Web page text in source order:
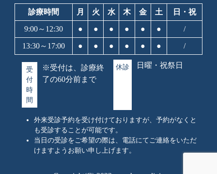
診療時間 月 火 水 木 金 土 日・祝
9:00～12:30 ● ● ● ● ● ● /
13:30～17:00 ● ● ● ● ● ● /
受
付
時
間
※受付は、診療終
了の60分前まで
休診 日曜・祝祭日
外来受診予約を受け付けておりますが、予約がなくと
も受診することが可能です。
当日の受診をご希望の際は、電話にてご連絡をいただ
けますようお願い申し上げます。